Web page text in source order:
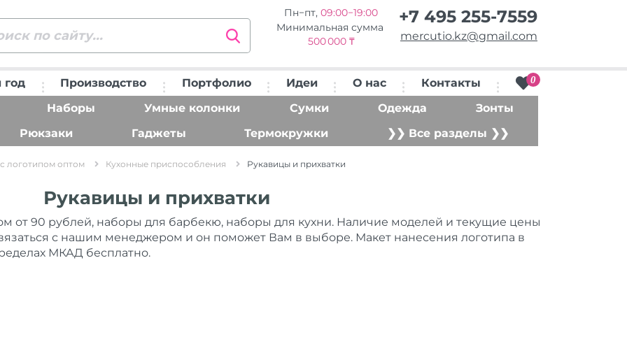
Пн−пт, 09:00−19:00
Минимальная сумма
500 000 ₸
+7 495 255-7559
mercutio.kz@gmail.com
год Производство Портфолио Идеи О нас Контакты 0
Наборы Умные колонки Сумки Одежда
Зонты
Рюкзаки
Гаджеты Термокружки ❯❯ Все разделы ❯❯
логотипом оптом Кухонные приспособления Рукавицы и прихватки
Рукавицы и прихватки
от 90 рублей, наборы для барбекю, наборы для кухни. Наличие моделей и текущие цены
с нашим менеджером и он поможет Вам в выборе. Макет нанесения логотипа в
МКАД бесплатно.